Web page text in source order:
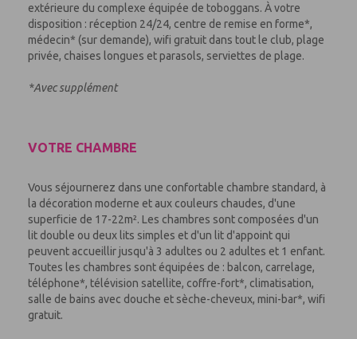
extérieure du complexe équipée de toboggans. À votre
disposition : réception 24/24, centre de remise en forme*,
médecin* (sur demande), wifi gratuit dans tout le club, plage
privée, chaises longues et parasols, serviettes de plage.
*Avec supplément
VOTRE CHAMBRE
Vous séjournerez dans une confortable chambre standard, à
la décoration moderne et aux couleurs chaudes, d'une
superficie de 17-22m². Les chambres sont composées d'un
lit double ou deux lits simples et d'un lit d'appoint qui
peuvent accueillir jusqu'à 3 adultes ou 2 adultes et 1 enfant.
Toutes les chambres sont équipées de : balcon, carrelage,
téléphone*, télévision satellite, coffre-fort*, climatisation,
salle de bains avec douche et sèche-cheveux, mini-bar*, wifi
gratuit.